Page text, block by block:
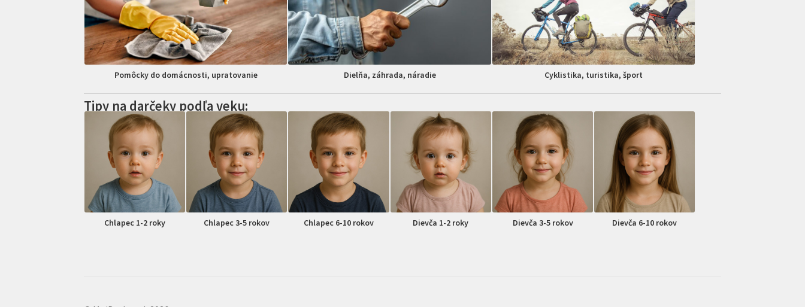
Pomôcky do domácnosti, upratovanie Dielňa, záhrada, náradie Cyklistika, turistika, šport
Tipy na darčeky podľa veku:
Chlapec 1-2 roky Chlapec 3-5 rokov Chlapec 6-10 rokov Dievča 1-2 roky Dievča 3-5 rokov Dievča 6-10 rokov